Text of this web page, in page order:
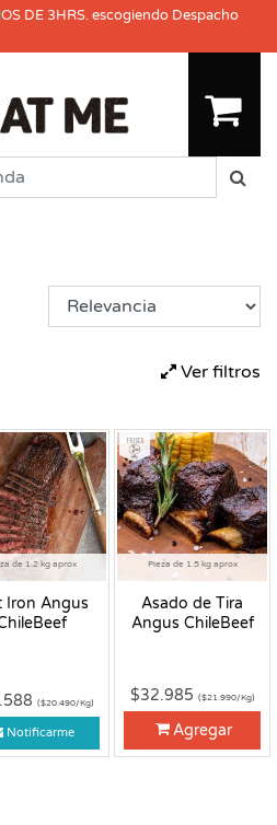
DE 3HRS. escogiendo Despacho
Ver filtros
de 1.2 kg aprox
Iron Angus
($20.490/Kg)
Notificarme
Pieza de 1.5 kg aprox
Asado de Tira
Angus ChileBeef
Fresco
$32.985 ($21.990/Kg)
Agregar